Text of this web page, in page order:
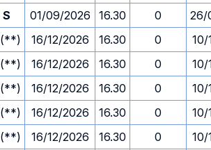
S 01/09/2026 16.30 0
26/
(**) 16/12/2026 16.30 0
10/
(**) 16/12/2026 16.30 0
10/
(**) 16/12/2026 16.30 0
10/
(**) 16/12/2026 16.30 0
10/
(**) 16/12/2026 16.30 0
10/